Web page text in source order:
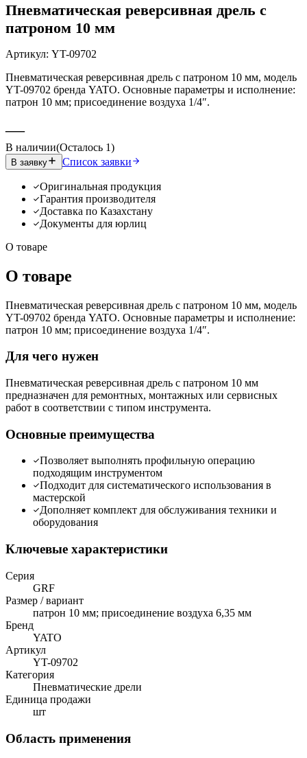
Пневматическая реверсивная дрель с
патроном 10 мм
Артикул: YT-09702
Пневматическая реверсивная дрель с патроном 10 мм, модель
YT-09702 бренда YATO. Основные параметры и исполнение:
патрон 10 мм; присоединение воздуха 1/4″.
—
В наличии(Осталось 1)
В заявку Список заявки
Оригинальная продукция
Гарантия производителя
Доставка по Казахстану
Документы для юрлиц
О товаре
О товаре
Пневматическая реверсивная дрель с патроном 10 мм, модель
YT-09702 бренда YATO. Основные параметры и исполнение:
патрон 10 мм; присоединение воздуха 1/4″.
Для чего нужен
Пневматическая реверсивная дрель с патроном 10 мм
предназначен для ремонтных, монтажных или сервисных
работ в соответствии с типом инструмента.
Основные преимущества
Позволяет выполнять профильную операцию
подходящим инструментом
Подходит для систематического использования в
мастерской
Дополняет комплект для обслуживания техники и
оборудования
Ключевые характеристики
Серия
GRF
Размер / вариант
патрон 10 мм; присоединение воздуха 6,35 мм
Бренд
YATO
Артикул
YT-09702
Категория
Пневматические дрели
Единица продажи
шт
Область применения